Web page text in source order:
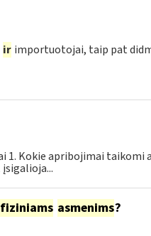
ir importuotojai, taip pat
Kokie apribojimai taikomi
fiziniams asmenims?